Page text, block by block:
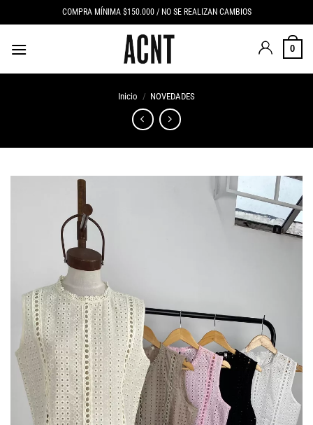
al
contenido
COMPRA MÍNIMA $150.000 / NO SE REALIZAN CAMBIOS
0
Inicio / NOVEDADES